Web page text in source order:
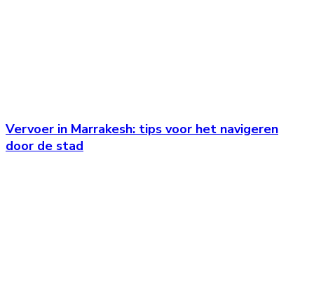
Vervoer in Marrakesh: tips voor het navigeren
door de stad